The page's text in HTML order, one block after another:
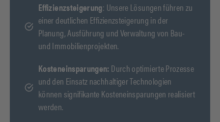
Effizienzsteigerung: Unsere Lösungen führen zu
einer deutlichen Effizienzsteigerung in der
Planung, Ausführung und Verwaltung von Bau-
und Immobilienprojekten.
Kosteneinsparungen: Durch optimierte Prozesse
und den Einsatz nachhaltiger Technologien
können signifikante Kosteneinsparungen realisiert
werden.